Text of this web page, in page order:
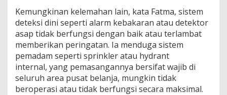
Kemungkinan kelemahan lain, kata Fatma, sistem
deteksi dini seperti alarm kebakaran atau detektor
asap tidak berfungsi dengan baik atau terlambat
memberikan peringatan. Ia menduga sistem
pemadam seperti sprinkler atau hydrant
internal, yang pemasangannya bersifat wajib di
seluruh area pusat belanja, mungkin tidak
beroperasi atau tidak berfungsi secara maksimal.